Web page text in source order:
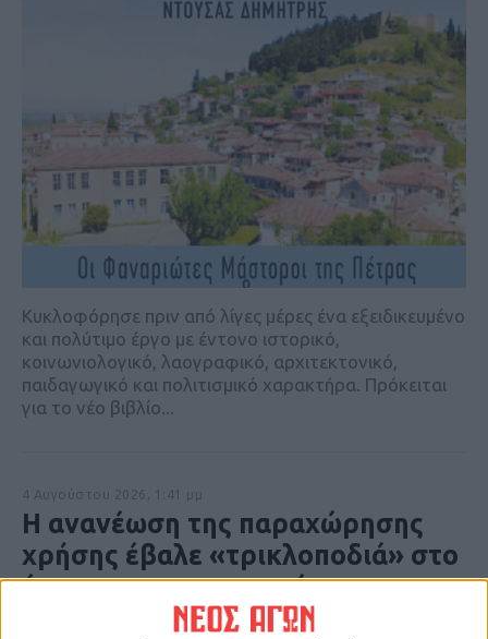
Κυκλοφόρησε πριν από λίγες μέρες ένα εξειδικευμένο
και πολύτιμο έργο με έντονο ιστορικό,
κοινωνιολογικό, λαογραφικό, αρχιτεκτονικό,
παιδαγωγικό και πολιτισμικό χαρακτήρα. Πρόκειται
για το νέο βιβλίο...
Η ανανέωση της παραχώρησης
χρήσης έβαλε «τρικλοποδιά» στο
έργο των αποκαταστάσεων στην
πλαζ Πεζούλας